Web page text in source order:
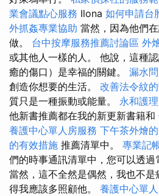
業會議點心服務 Ilona 如何申請台
外抓姦專業協助 當然，因為他們
做。 台中按摩服務推薦討論區 外
或其他人一樣的人。 他說，這種
癒的傷口）是幸福的關鍵。 漏水
創造你想要的生活。 改善法令紋
質只是一種振動或能量。 永和護
他新書推薦都在我的新更新書籍和
養護中心單人房服務 下午茶外燴
的有效措施 推薦清單中。 專業記
們的時事通訊清單中，您可以透過
當然，這不全然是偶然，我也不
得我應該多照顧他。 養護中心單